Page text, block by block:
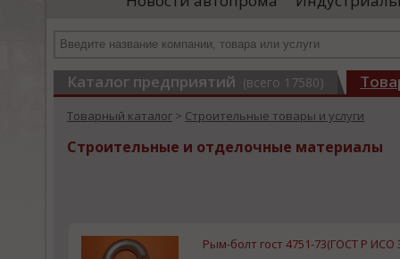
иностранными удостоверяющими центрами.
Каталог предприятий (всего 17580)
Товарный каталог > Строительные товары и услуги
Строительные и отделочные материалы
Рым-болт гост 4751-73(ГОСТ Р ИСО